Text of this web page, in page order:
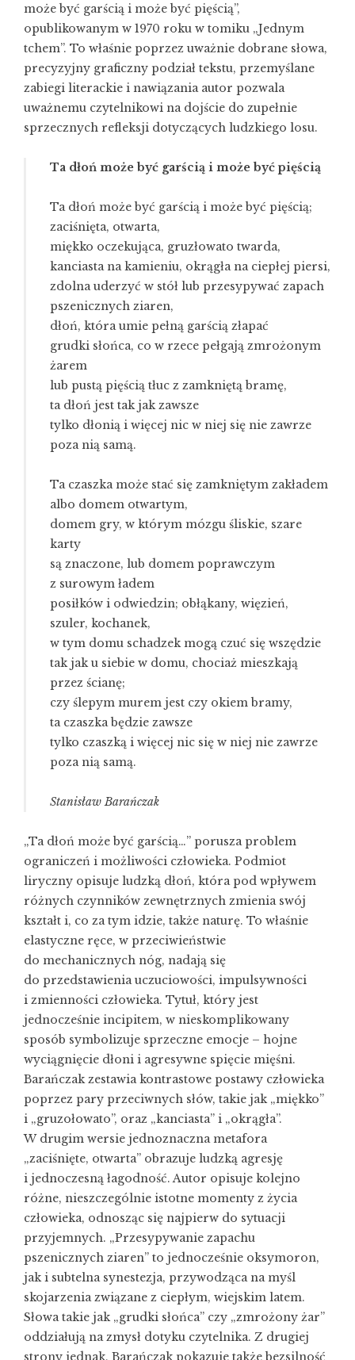
może być garścią i może być pięścią”,
opublikowanym w 1970 roku w tomiku „Jednym
tchem”. To właśnie poprzez uważnie dobrane słowa,
precyzyjny graficzny podział tekstu, przemyślane
zabiegi literackie i nawiązania autor pozwala
uważnemu czytelnikowi na dojście do zupełnie
sprzecznych refleksji dotyczących ludzkiego losu.
Ta dłoń może być garścią i może być pięścią
Ta dłoń może być garścią i może być pięścią;
zaciśnięta, otwarta,
miękko oczekująca, gruzłowato twarda,
kanciasta na kamieniu, okrągła na ciepłej piersi,
zdolna uderzyć w stół lub przesypywać zapach
pszenicznych ziaren,
dłoń, która umie pełną garścią złapać
grudki słońca, co w rzece pełgają zmrożonym
żarem
lub pustą pięścią tłuc z zamkniętą bramę,
ta dłoń jest tak jak zawsze
tylko dłonią i więcej nic w niej się nie zawrze
poza nią samą.
Ta czaszka może stać się zamkniętym zakładem
albo domem otwartym,
domem gry, w którym mózgu śliskie, szare
karty
są znaczone, lub domem poprawczym
z surowym ładem
posiłków i odwiedzin; obłąkany, więzień,
szuler, kochanek,
w tym domu schadzek mogą czuć się wszędzie
tak jak u siebie w domu, chociaż mieszkają
przez ścianę;
czy ślepym murem jest czy okiem bramy,
ta czaszka będzie zawsze
tylko czaszką i więcej nic się w niej nie zawrze
poza nią samą.
Stanisław Barańczak
„Ta dłoń może być garścią…” porusza problem
ograniczeń i możliwości człowieka. Podmiot
liryczny opisuje ludzką dłoń, która pod wpływem
różnych czynników zewnętrznych zmienia swój
kształt i, co za tym idzie, także naturę. To właśnie
elastyczne ręce, w przeciwieństwie
do mechanicznych nóg, nadają się
do przedstawienia uczuciowości, impulsywności
i zmienności człowieka. Tytuł, który jest
jednocześnie incipitem, w nieskomplikowany
sposób symbolizuje sprzeczne emocje – hojne
wyciągnięcie dłoni i agresywne spięcie mięśni.
Barańczak zestawia kontrastowe postawy człowieka
poprzez pary przeciwnych słów, takie jak „miękko”
i „gruzołowato”, oraz „kanciasta” i „okrągła”.
W drugim wersie jednoznaczna metafora
„zaciśnięte, otwarta” obrazuje ludzką agresję
i jednoczesną łagodność. Autor opisuje kolejno
różne, nieszczególnie istotne momenty z życia
człowieka, odnosząc się najpierw do sytuacji
przyjemnych. „Przesypywanie zapachu
pszenicznych ziaren” to jednocześnie oksymoron,
jak i subtelna synestezja, przywodząca na myśl
skojarzenia związane z ciepłym, wiejskim latem.
Słowa takie jak „grudki słońca” czy „zmrożony żar”
oddziałują na zmysł dotyku czytelnika. Z drugiej
strony jednak, Barańczak pokazuje także bezsilność